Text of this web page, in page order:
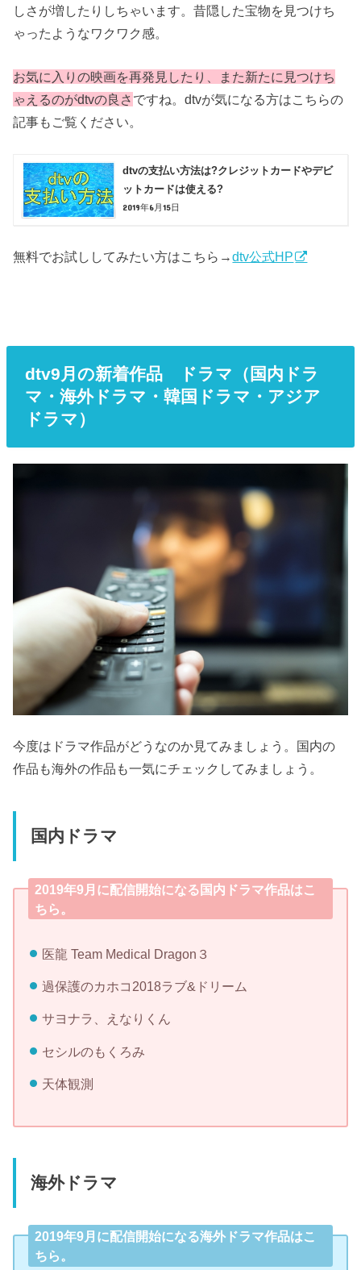
しさが増したりしちゃいます。昔隠した宝物を見つけち
ゃったようなワクワク感。
お気に入りの映画を再発見したり、また新たに見つけち
ゃえるのがdtvの良さ ですね。dtvが気になる方はこちらの
記事もご覧ください。
dtvの支払い方法は?クレジットカードやデビ
ットカードは使える?
2019年6月15日
無料でお試ししてみたい方はこちら→dtv公式HP
dtv9月の新着作品 ドラマ（国内ドラ
マ・海外ドラマ・韓国ドラマ・アジア
ドラマ）
今度はドラマ作品がどうなのか見てみましょう。国内の
作品も海外の作品も一気にチェックしてみましょう。
国内ドラマ
2019年9月に配信開始になる国内ドラマ作品はこ
ちら。
医龍 Team Medical Dragon３
過保護のカホコ2018ラブ&ドリーム
サヨナラ、えなりくん
セシルのもくろみ
天体観測
海外ドラマ
2019年9月に配信開始になる海外ドラマ作品はこ
ちら。